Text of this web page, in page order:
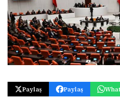
Paylaş Paylaş